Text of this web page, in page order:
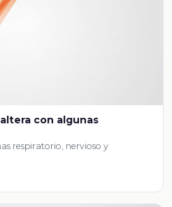
con algunas
respiratorio, nervioso y